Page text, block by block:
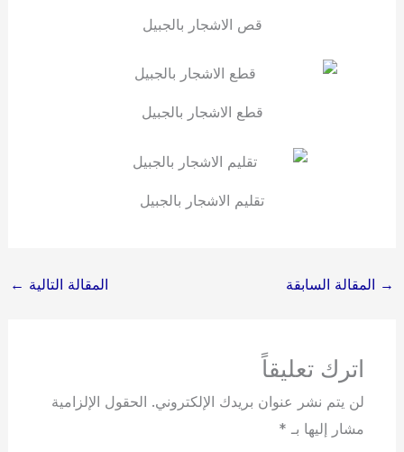
قص الاشجار بالجبيل
قطع الاشجار بالجبيل
تقليم الاشجار بالجبيل
→ المقالة السابقة المقالة التالية ←
اترك تعليقاً
لن يتم نشر عنوان بريدك الإلكتروني. الحقول الإلزامية
مشار إليها بـ *